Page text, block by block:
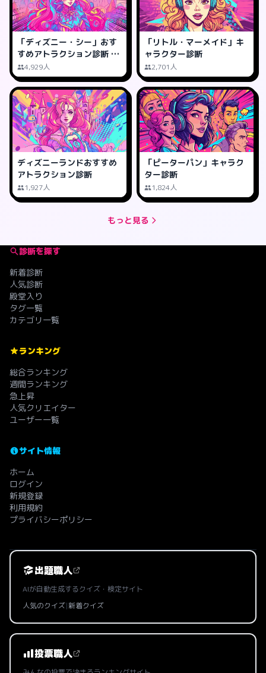
「ディズニー・シー」おす
すめアトラクション診断 -
あなたにピッタリなのは?
4,929人
「リトル・マーメイド」キ
ャラクター診断
2,701人
ディズニーランドおすすめ
アトラクション診断
1,927人
「ピーターパン」キャラク
ター診断
1,824人
もっと見る
診断を探す
新着診断
人気診断
殿堂入り
タグ一覧
カテゴリ一覧
ランキング
総合ランキング
週間ランキング
急上昇
人気クリエイター
ユーザー一覧
サイト情報
ホーム
ログイン
新規登録
利用規約
プライバシーポリシー
出題職人
AIが自動生成するクイズ・検定サイト
人気のクイズ|新着クイズ
投票職人